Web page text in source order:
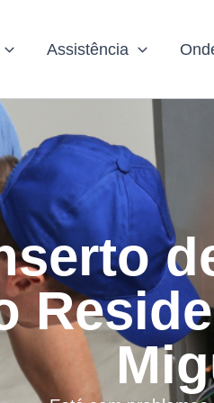
Assistência